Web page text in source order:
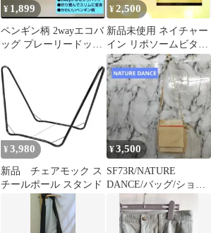
¥ 1,899
ペンギン柄 2wayエコバ
ッグ プレーリードッグ
¥2,500
新品未使用 ネイチャー
イン リポソームビタミ
ンC ９０日分
¥ 3,980
新品 チェアモック ス
チールポール スタンド
¥3,500
SF73R/NATURE
DANCE/バッグ/ショル
ダーバッグ/メンズ